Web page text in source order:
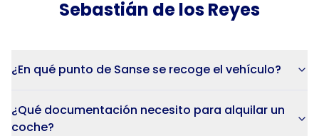
Sebastián de los Reyes
¿En qué punto de Sanse se recoge el vehículo?
¿Qué documentación necesito para alquilar un
coche?